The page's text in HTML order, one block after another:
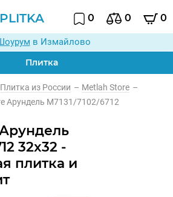
PLITKA 0 0 0
в Измайлово
Плитка
Плитка из России – Metlah Store –
Арундель М7131/7102/6712
32x32 -
плитка и